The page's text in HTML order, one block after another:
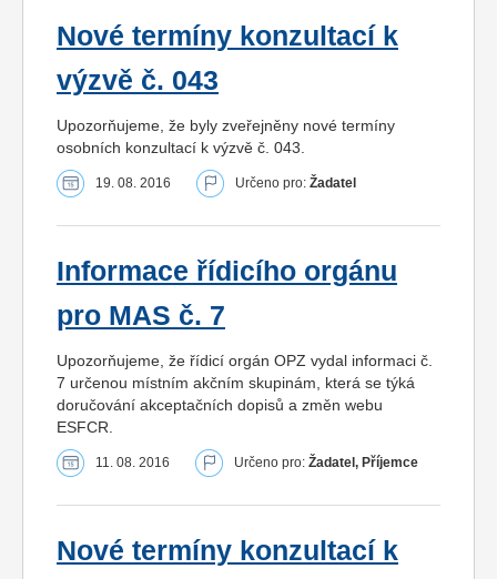
Nové termíny konzultací k
výzvě č. 043
Upozorňujeme, že byly zveřejněny nové termíny
osobních konzultací k výzvě č. 043.
19. 08. 2016 Určeno pro: Žadatel
Informace řídicího orgánu
pro MAS č. 7
Upozorňujeme, že řídicí orgán OPZ vydal informaci č.
7 určenou místním akčním skupinám, která se týká
doručování akceptačních dopisů a změn webu
ESFCR.
11. 08. 2016 Určeno pro: Žadatel, Příjemce
Nové termíny konzultací k